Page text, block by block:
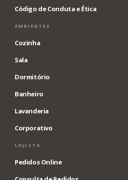
Código de Conduta e Ética
AMBIENTES
Cozinha
Sala
Dormitório
Banheiro
Lavanderia
Corporativo
LOJISTA
Pedidos Online